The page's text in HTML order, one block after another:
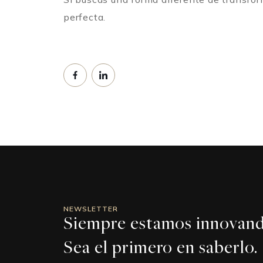
perfecta.
NEWSLETTER
Siempre estamos
Sea el primero en saberlo.